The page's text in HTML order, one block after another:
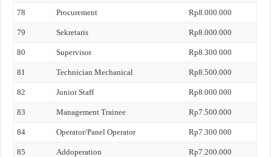
78 Procurement Rp8.000.000
79 Sekretaris Rp8.000.000
80 Supervisor Rp8.300.000
81 Technician Mechanical Rp8.500.000
82 Junior Staff Rp8.000.000
83 Management Trainee Rp7.500.000
84 Operator/Panel Operator Rp7.300.000
85 Addoperation Rp7.200.000